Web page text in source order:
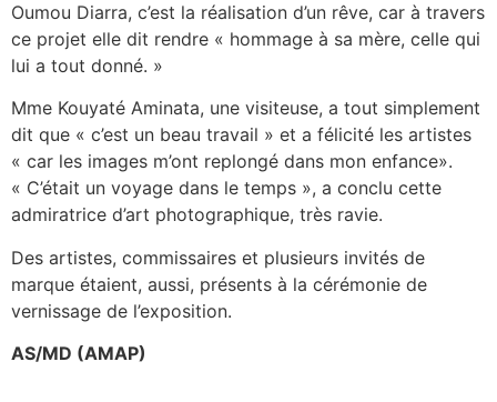
Oumou Diarra, c’est la réalisation d’un rêve, car à travers
ce projet elle dit rendre « hommage à sa mère, celle qui
lui a tout donné. »
Mme Kouyaté Aminata, une visiteuse, a tout simplement
dit que « c’est un beau travail » et a félicité les artistes
« car les images m’ont replongé dans mon enfance».
« C’était un voyage dans le temps », a conclu cette
admiratrice d’art photographique, très ravie.
Des artistes, commissaires et plusieurs invités de
marque étaient, aussi, présents à la cérémonie de
vernissage de l’exposition.
AS/MD (AMAP)